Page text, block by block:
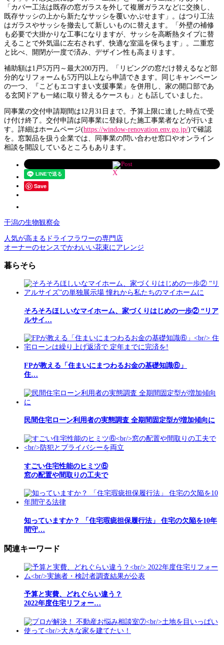
「カバー工法は既存の窓ガラスを外して複層ガラスなどに交換し、
既存サッシの上から新たなサッシを覆いかぶせます」。はつり工法
はガラスやサッシを撤去して新しいものに替えます。「外壁の補修
も必要で大掛かりな工事になりますが、サッシを高断熱タイプに替
えることで外気温に左右されず、快適な室温を保ちます」。二重窓
と比べ、開閉が一度で済み、デザイン性も高まります。
補助額は1戸5万円～最大200万円。「リビングの窓だけ替えるなど部
分的なリフォームも5万円以上なら申請できます。同じキャンペーン
の一つ、『こどもエコすまい支援事業』を併用し、家の開口部であ
る玄関ドアも一緒に取り替えるケースも」とも話していました。
同事業の交付申請期間は12月31日まで。予算上限に達した時点で受
け付け終了。交付申請は同事業に登録した施工事業者などが行いま
す。詳細はホームページ(https://window-renovation.env.go.jp/)で確認
を。窓製品を扱う企業では、同事業の問い合わせ窓口やオンライン
相談を開設しているところもあります。
Post
Save
干潟の生物観察会
人気が高まるドライフラワーの専門店
オーナーのセンスでかわいい花束にアレンジ
暮らそら
そろそろほしいなマイホーム、家づくりはじめの一歩② “リア
ルサイ…
FPが教える「住まいにまつわるお金の基礎知識⑥」
住…
民間住宅ローン利用者の実態調査 全期間固定型が増加傾向に
すごい住宅性能のヒミツ⑥
窓の配置や間取りの工夫で
知っていますか？ 「住宅瑕疵担保履行法」 住宅の欠陥を10年
間守…
関連キーワード
予算と実費、どれぐらい違う？
2022年度住宅リフォー…